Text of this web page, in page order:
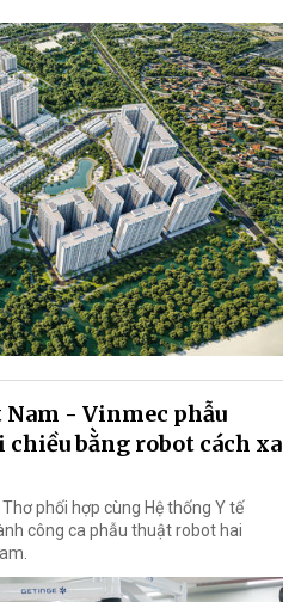
- Vinmec phẫu
bằng robot cách xa
phối hợp cùng Hệ thống Y tế
công ca phẫu thuật robot hai